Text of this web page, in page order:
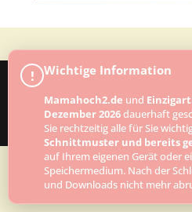
Designed byElegant
! Wichtige Information
Mamahoch2.de und
Dezember 2026dauerhaft
Sie rechtzeitig alle für Sie
Schnittmuster und bereits
auf Ihrem eigenen Gerät oder
Speichermedium. Nach der
und Downloads nicht mehr